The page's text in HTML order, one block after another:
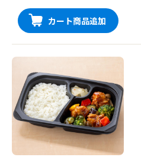
カート商品追加